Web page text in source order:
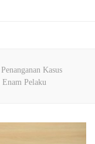
Kasus
Pelaku